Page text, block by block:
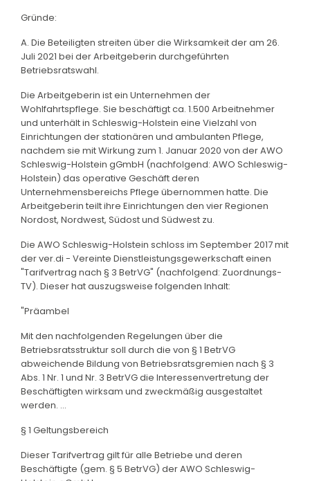
Gründe:
A. Die Beteiligten streiten über die Wirksamkeit der am 26.
Juli 2021 bei der Arbeitgeberin durchgeführten
Betriebsratswahl.
Die Arbeitgeberin ist ein Unternehmen der
Wohlfahrtspflege. Sie beschäftigt ca. 1.500 Arbeitnehmer
und unterhält in Schleswig-Holstein eine Vielzahl von
Einrichtungen der stationären und ambulanten Pflege,
nachdem sie mit Wirkung zum 1. Januar 2020 von der AWO
Schleswig-Holstein gGmbH (nachfolgend: AWO Schleswig-
Holstein) das operative Geschäft deren
Unternehmensbereichs Pflege übernommen hatte. Die
Arbeitgeberin teilt ihre Einrichtungen den vier Regionen
Nordost, Nordwest, Südost und Südwest zu.
Die AWO Schleswig-Holstein schloss im September 2017 mit
der ver.di - Vereinte Dienstleistungsgewerkschaft einen
"Tarifvertrag nach § 3 BetrVG" (nachfolgend: Zuordnungs-
TV). Dieser hat auszugsweise folgenden Inhalt:
"Präambel
Mit den nachfolgenden Regelungen über die
Betriebsratsstruktur soll durch die von § 1 BetrVG
abweichende Bildung von Betriebsratsgremien nach § 3
Abs. 1 Nr. 1 und Nr. 3 BetrVG die Interessenvertretung der
Beschäftigten wirksam und zweckmäßig ausgestaltet
werden. ...
§ 1 Geltungsbereich
Dieser Tarifvertrag gilt für alle Betriebe und deren
Beschäftigte (gem. § 5 BetrVG) der AWO Schleswig-